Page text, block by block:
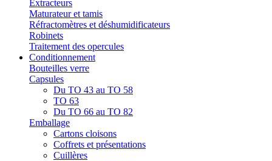
Extracteurs
Maturateur et tamis
Réfractomètres et déshumidificateurs
Robinets
Traitement des opercules
Conditionnement
Bouteilles verre
Capsules
Du TO 43 au TO 58
TO 63
Du TO 66 au TO 82
Emballage
Cartons cloisons
Coffrets et présentations
Cuillères